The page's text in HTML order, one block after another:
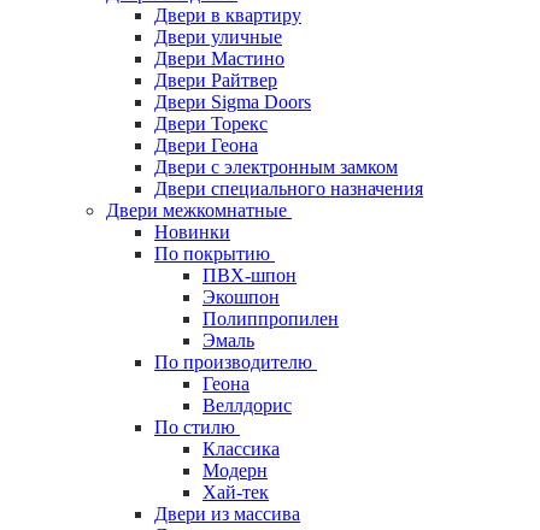
Двери в квартиру
Двери уличные
Двери Мастино
Двери Райтвер
Двери Sigma Doors
Двери Торекс
Двери Геона
Двери с электронным замком
Двери специального назначения
Двери межкомнатные
Новинки
По покрытию
ПВХ-шпон
Экошпон
Полиппропилен
Эмаль
По производителю
Геона
Веллдорис
По стилю
Классика
Модерн
Хай-тек
Двери из массива